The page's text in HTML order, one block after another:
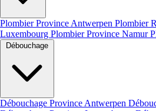
Plombier Province Antwerpen Plombier
Luxembourg Plombier Province Namur
Débouchage Province Antwerpen